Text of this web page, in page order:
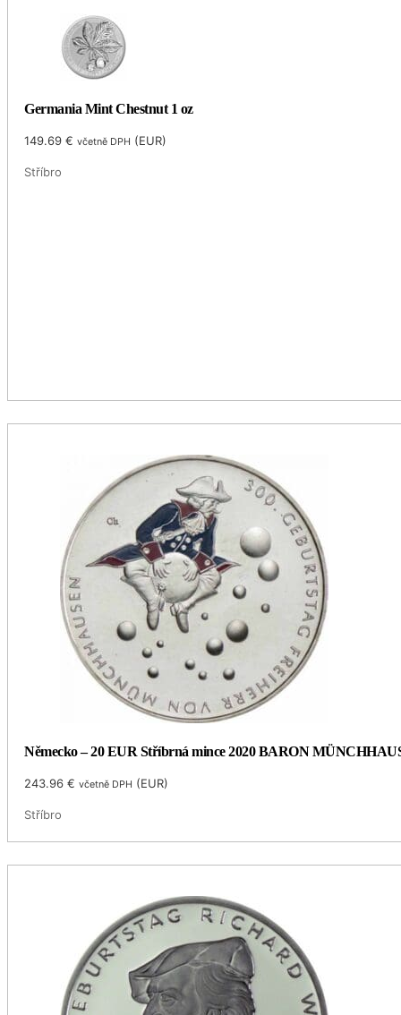
Germania Mint Chestnut 1 oz
149.69€ včetně DPH (EUR)
Stříbro
Německo – 20 EUR Stříbrná mince 2020 BARON
243.96€ včetně DPH (EUR)
Stříbro